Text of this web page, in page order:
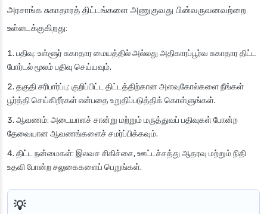
அரசாங்க சுகாதாரத் திட்டங்களை அணுகுவது பின்வருவனவற்றை
உள்ளடக்குகிறது:
பதிவு: உள்ளூர் சுகாதார மையத்தில் அல்லது அதிகாரப்பூர்வ சுகாதார திட்ட
போர்டல் மூலம் பதிவு செய்யவும்.
தகுதி சரிபார்ப்பு: குறிப்பிட்ட திட்டத்திற்கான அளவுகோல்களை நீங்கள்
பூர்த்தி செய்கிறீர்கள் என்பதை உறுதிப்படுத்திக் கொள்ளுங்கள்.
ஆவணம்: அடையாளச் சான்று மற்றும் மருத்துவப் பதிவுகள் போன்ற
தேவையான ஆவணங்களைச் சமர்ப்பிக்கவும்.
திட்ட நன்மைகள்: இலவச சிகிச்சை, ஊட்டச்சத்து ஆதரவு மற்றும் நிதி
உதவி போன்ற சலுகைகளைப் பெறுங்கள்.